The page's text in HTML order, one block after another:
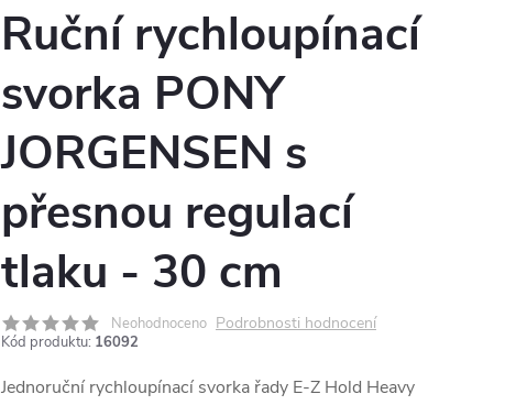
Ruční rychloupínací
svorka PONY
JORGENSEN s
přesnou regulací
tlaku - 30 cm
Neohodnoceno Podrobnosti hodnocení
Kód produktu: 16092
Jednoruční rychloupínací svorka řady E-Z Hold Heavy